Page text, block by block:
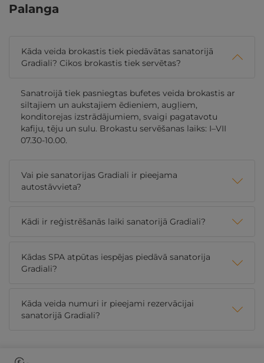
Palanga
Kāda veida brokastis tiek piedāvātas sanatorijā
Gradiali? Cikos brokastis tiek servētas?
Sanatroijā tiek pasniegtas bufetes veida brokastis ar
siltajiem un aukstajiem ēdieniem, augļiem,
konditorejas izstrādājumiem, svaigi pagatavotu
kafiju, tēju un sulu. Brokastu servēšanas laiks: I–VII
07.30-10.00.
Vai pie sanatorijas Gradiali ir pieejama
autostāvvieta?
Kādi ir reģistrēšanās laiki sanatorijā Gradiali?
Kādas SPA atpūtas iespējas piedāvā sanatorija
Gradiali?
Kāda veida numuri ir pieejami rezervācijai
sanatorijā Gradiali?